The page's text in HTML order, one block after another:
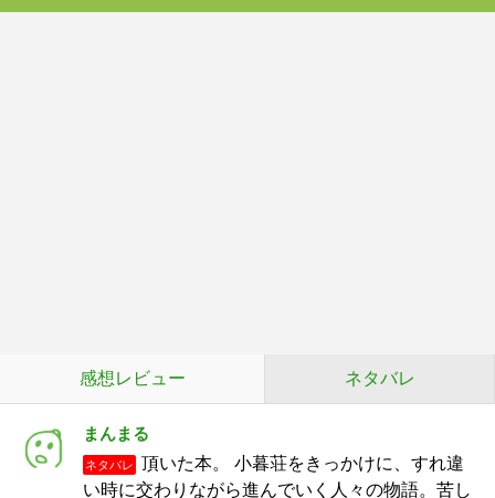
感想レビュー ネタバレ
まんまる
ネタバレ
頂いた本。 小暮荘をきっかけに、すれ違
い時に交わりながら進んでいく人々の物語。苦し